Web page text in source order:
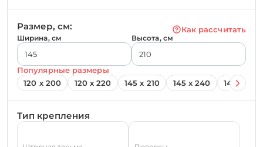
Размер, см: Как рассчитать
Ширина, см Высота, см
Популярные размеры
120 х 200
120 х 220 145 х 210 145 х 240 145 х 260
Тип крепления